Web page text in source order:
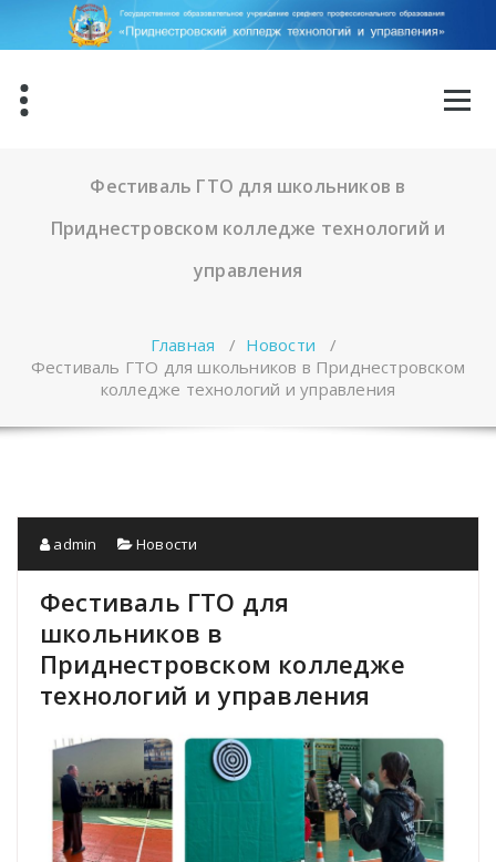
содержимому
Фестиваль ГТО для школьников в
Приднестровском колледже технологий и
управления
Главная / Новости /
Фестиваль ГТО для школьников в Приднестровском
колледже технологий и управления
admin Новости
Фестиваль ГТО для
школьников в
Приднестровском колледже
технологий и управления